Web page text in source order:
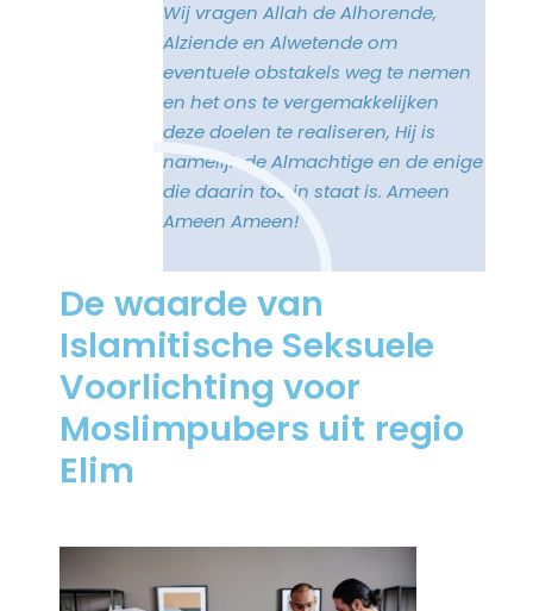
Wij vragen Allah de Alhorende,
Alziende en Alwetende om
eventuele obstakels weg te nemen
en het ons te vergemakkelijken
deze doelen te realiseren, Hij is
namelijk de Almachtige en de enige
die daarin toe in staat is. Ameen
Ameen Ameen!
De waarde van
Islamitische Seksuele
Voorlichting voor
Moslimpubers uit regio
Elim